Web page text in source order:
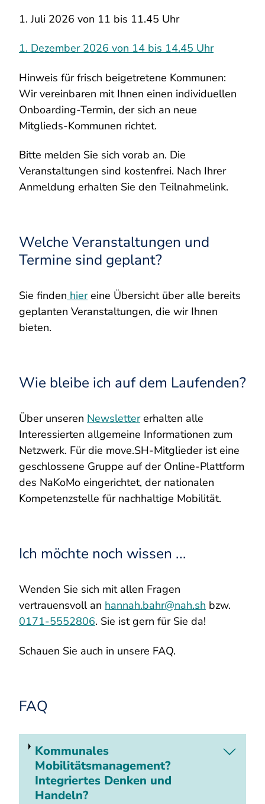
1. Juli 2026 von 11 bis 11.45 Uhr
1. Dezember 2026 von 14 bis 14.45 Uhr
Hinweis für frisch beigetretene Kommunen:
Wir vereinbaren mit Ihnen einen individuellen
Onboarding-Termin, der sich an neue
Mitglieds-Kommunen richtet.
Bitte melden Sie sich vorab an. Die
Veranstaltungen sind kostenfrei. Nach Ihrer
Anmeldung erhalten Sie den Teilnahmelink.
Welche Veranstaltungen und
Termine sind geplant?
Sie finden hiereine Übersicht über alle bereits
geplanten Veranstaltungen, die wir Ihnen
bieten.
Wie bleibe ich auf dem Laufenden?
Über unseren Newslettererhalten alle
Interessierten allgemeine Informationen zum
Netzwerk. Für die move.SH-Mitglieder ist eine
geschlossene Gruppe auf der Online-Plattform
des NaKoMo eingerichtet, der nationalen
Kompetenzstelle für nachhaltige Mobilität.
Ich möchte noch wissen ...
Wenden Sie sich mit allen Fragen
vertrauensvoll an hannah.bahr@nah.sh bzw.
0171-5552806. Sie ist gern für Sie da!
Schauen Sie auch in unsere FAQ.
FAQ
Kommunales
Mobilitätsmanagement?
Integriertes Denken und
Handeln?